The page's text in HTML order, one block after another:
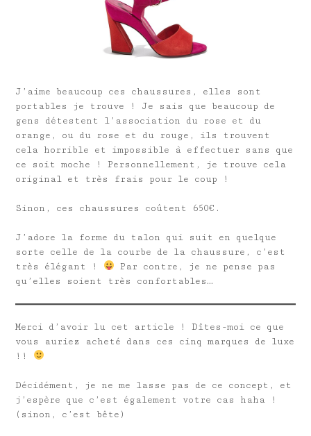
J’aime beaucoup ces chaussures, elles sont
portables je trouve ! Je sais que beaucoup de
gens détestent l’association du rose et du
orange, ou du rose et du rouge, ils trouvent
cela horrible et impossible à effectuer sans que
ce soit moche ! Personnellement, je trouve cela
original et très frais pour le coup !
Sinon, ces chaussures coûtent 650€.
J’adore la forme du talon qui suit en quelque
sorte celle de la courbe de la chaussure, c’est
très élégant !
Par contre, je ne pense pas
qu’elles soient très confortables…
Merci d’avoir lu cet article ! Dîtes-moi ce que
vous auriez acheté dans ces cinq marques de luxe
!!
Décidément, je ne me lasse pas de ce concept, et
j’espère que c’est également votre cas haha !
(sinon, c’est bête)